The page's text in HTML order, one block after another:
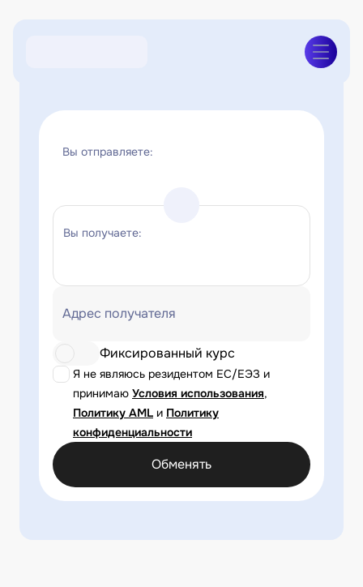
Вы отправляете:
Вы получаете:
Адрес получателя
Я не являюсь резидентом ЕС/ЕЭЗ и
принимаю Условия использования,
Политику AML и Политику
конфиденциальности
Фиксированный курс
Обменять